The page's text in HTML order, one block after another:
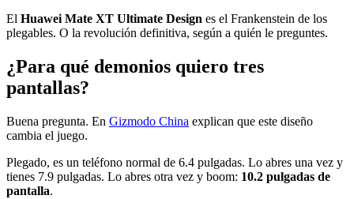
El Huawei Mate XT Ultimate Design es el Frankenstein de los
plegables. O la revolución definitiva, según a quién le preguntes.
¿Para qué demonios quiero tres
pantallas?
Buena pregunta. En Gizmodo China explican que este diseño
cambia el juego.
Plegado, es un teléfono normal de 6.4 pulgadas. Lo abres una vez y
tienes 7.9 pulgadas. Lo abres otra vez y boom: 10.2 pulgadas de
pantalla.